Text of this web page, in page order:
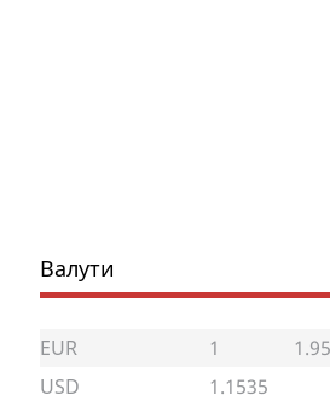
Валути
EUR 1
USD
1.1535